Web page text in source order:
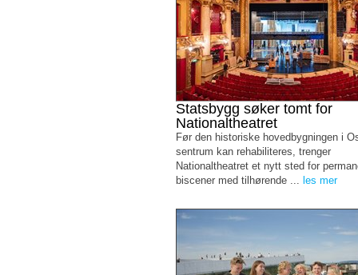
Statsbygg søker tomt for
Nationaltheatret
Før den historiske hovedbygningen i
sentrum kan rehabiliteres, trenger
Nationaltheatret et nytt sted for
biscener med tilhørende ... les mer